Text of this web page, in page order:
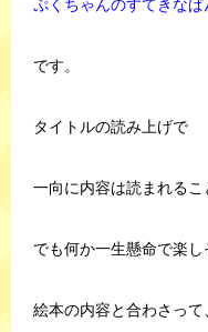
ぷくちゃんのすてきなぱ
です。
タイトルの読み上げで
一向に内容は読まれる
でも何か一生懸命で楽
絵本の内容と合わさって